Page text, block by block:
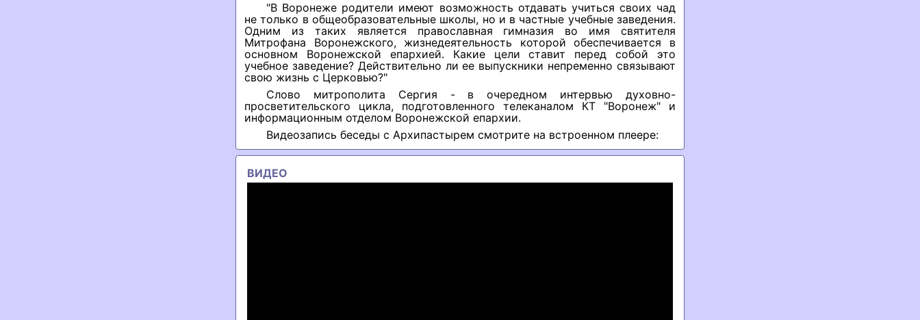
"В Воронеже родители имеют возможность отдавать учиться своих чад
не только в общеобразовательные школы, но и в частные учебные заведения.
Одним из таких является православная гимназия во имя святителя
Митрофана Воронежского, жизнедеятельность которой обеспечивается в
основном Воронежской епархией. Какие цели ставит перед собой это
учебное заведение? Действительно ли ее выпускники непременно связывают
свою жизнь с Церковью?"
Слово митрополита Сергия - в очередном интервью духовно-
просветительского цикла, подготовленного телеканалом КТ "Воронеж" и
информационным отделом Воронежской епархии.
Видеозапись беседы с Архипастырем смотрите на встроенном плеере:
ВИДЕО